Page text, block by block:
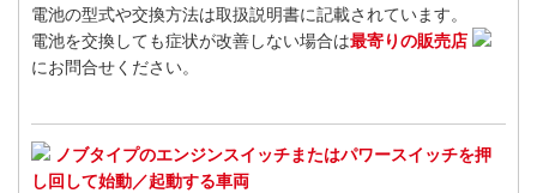
電池の型式や交換方法は取扱説明書に記載されています。
電池を交換しても症状が改善しない場合は最寄りの販売店
にお問合せください。
ノブタイプのエンジンスイッチまたはパワースイッチを押
し回して始動／起動する車両